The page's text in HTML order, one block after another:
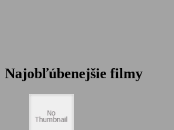
Najobľúbenejšie filmy